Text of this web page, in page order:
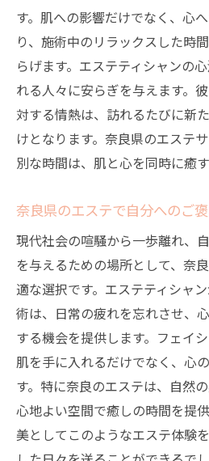
す。肌への影響だけでなく、心
り、施術中のリラックスした時
らげます。エステティシャンの
れる人々に安らぎを与えます。
対する情熱は、訪れるたびに新
けとなります。奈良県のエステ
別な時間は、肌と心を同時に癒
奈良県のエステで自分へのご
現代社会の喧騒から一歩離れ、
を与えるための場所として、奈
適な選択です。エステティシャ
術は、日常の疲れを忘れさせ、
する機会を提供します。フェイ
肌を手に入れるだけでなく、心
す。特に奈良のエステは、自然
心地よい空間で癒しの時間を提
美としてこのようなエステ体験